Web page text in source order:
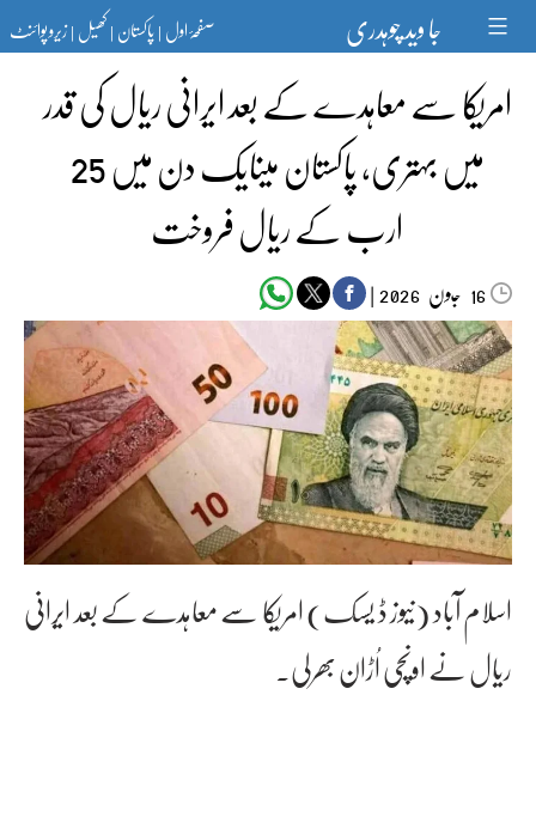
content جا وید چوہدری صفحۂ اول|پاکستان|کھیل|زیرو پوائنٹ
امریکا سے معاہدے کے بعد ایرانی ریال کی قدر
میں بہتری، پاکستان میںایک دن میں 25
ارب کے ریال فروخت
16 جون‬‮ |
اسلام آباد (نیوز ڈ یسک) امریکا سے معاہدے کے بعد ایرانی
ریال نے اونچی اُڑان بھرلی۔